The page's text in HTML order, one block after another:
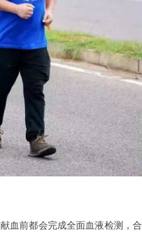
血前都会完成全面血液检测，合